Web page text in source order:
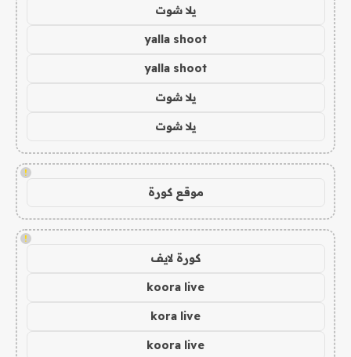
يلا شوت
yalla shoot
yalla shoot
يلا شوت
يلا شوت
!
موقع كورة
!
كورة لايف
koora live
kora live
koora live